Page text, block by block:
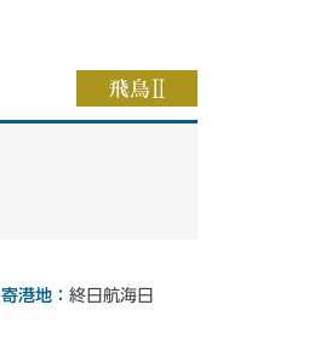
寄港地：終日航海日